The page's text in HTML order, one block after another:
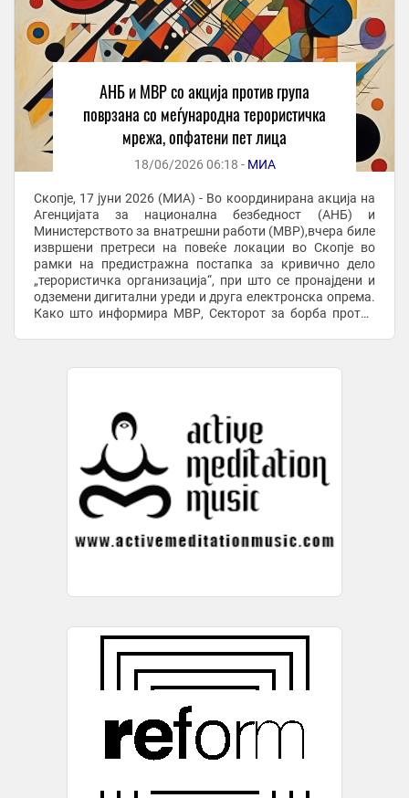
АНБ и МВР со акција против група
поврзана со меѓународна терористичка
мрежа, опфатени пет лица
18/06/2026 06:18 - МИА
Скопје, 17 јуни 2026 (МИА) - Во координирана акција на
Агенцијата за национална безбедност (АНБ) и
Министерството за внатрешни работи (МВР),вчера биле
извршени претреси на повеќе локации во Скопје во
рамки на предистражна постапка за кривично дело
„терористичка организација“, при што се пронајдени и
одземени дигитални уреди и друга електронска опрема.
Како што информира МВР, Секторот за борба против